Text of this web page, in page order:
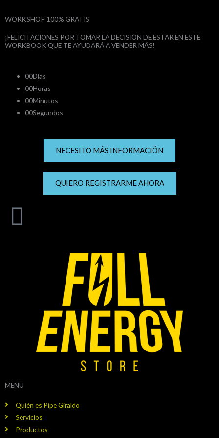
WORKSHOP 100% GRATIS
¡FELICITACIONES POR TOMAR LA DECISIÓN DE ESTAR EN ESTE
WORKBOOK QUE TE AYUDARÁ A VENDER MÁS!
00Días
00Horas
00Minutos
00Segundos
NECESITO MÁS INFORMACIÓN
QUIERO REGISTRARME AHORA
MENU
Quién es Pipe Giraldo
Servicios
Productos